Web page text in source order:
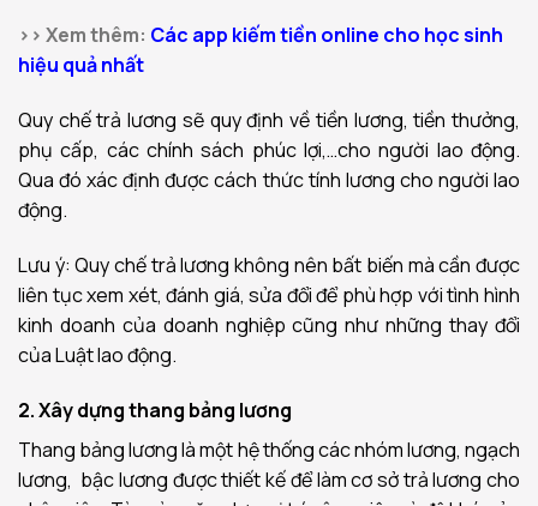
>> Xem thêm: Các app kiếm tiền online cho học sinh
hiệu quả nhất
Quy chế trả lương sẽ quy định về tiền lương, tiền thưởng,
phụ cấp, các chính sách phúc lợi,…cho người lao động.
Qua đó xác định được cách thức tính lương cho người lao
động.
Lưu ý: Quy chế trả lương không nên bất biến mà cần được
liên tục xem xét, đánh giá, sửa đổi để phù hợp với tình hình
kinh doanh của doanh nghiệp cũng như những thay đổi
của Luật lao động.
2. Xây dựng thang bảng lương
Thang bảng lương là một hệ thống các nhóm lương, ngạch
lương, bậc lương được thiết kế để làm cơ sở trả lương cho